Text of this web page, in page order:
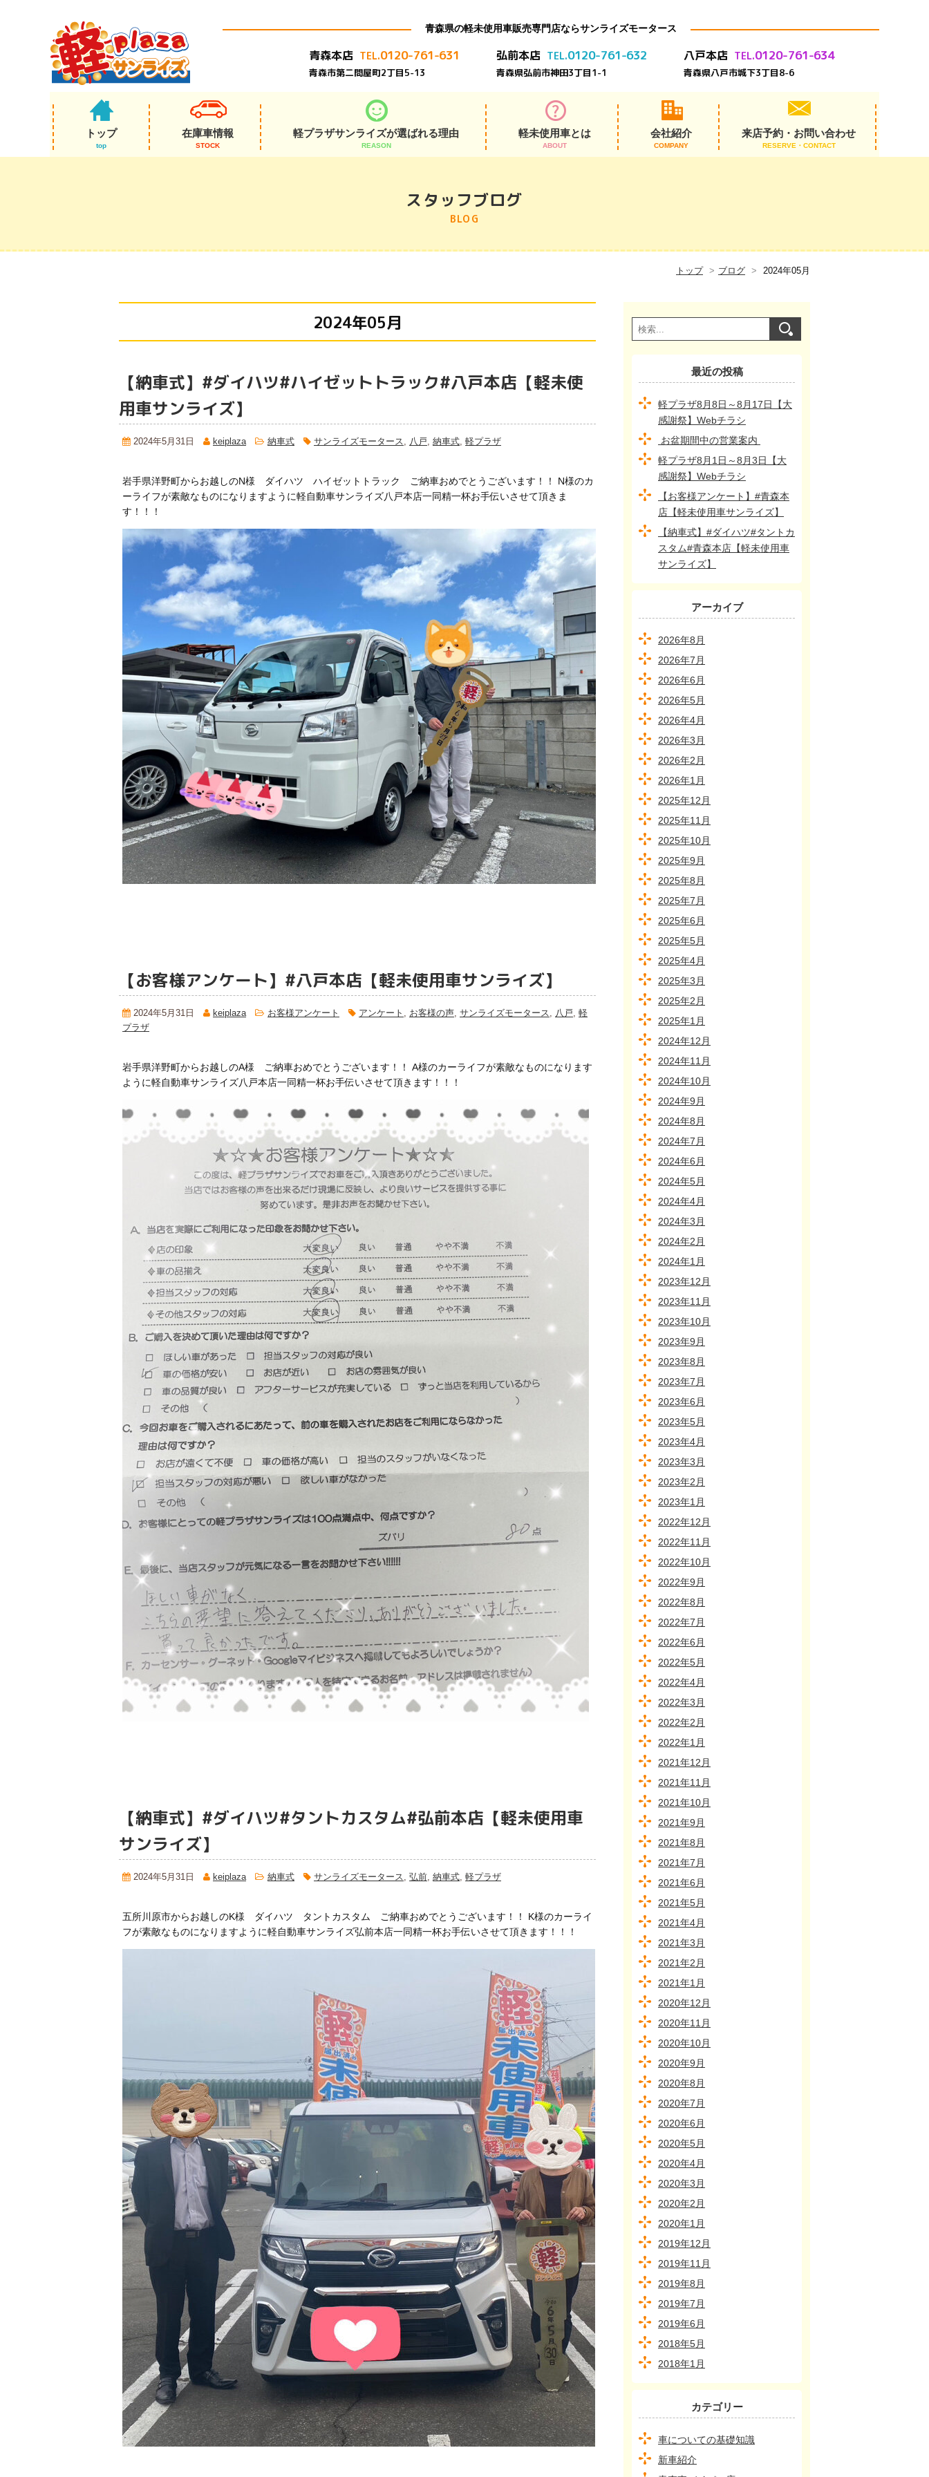
青森県の軽未使用車販売専門店ならサンライズモータース
青森本店 TEL.0120-761-631
青森市第二問屋町2丁目5-13
弘前本店 TEL.0120-761-632
青森県弘前市神田3丁目1-1
八戸本店 TEL.0120-761-634
青森県八戸市城下3丁目8-6
トップ
top
在庫車情報
STOCK
軽プラザサンライズが選ばれる理由
REASON
軽未使用車とは
ABOUT
会社紹介
COMPANY
来店予約・お問い合わせ
RESERVE・CONTACT
スタッフブログ
BLOG
トップ ブログ 2024年05月
2024年05月
【納車式】#ダイハツ#ハイゼットトラック#八戸本店【軽未使
用車サンライズ】
2024年5月31日 keiplaza 納車式 サンライズモータース, 八戸, 納車式, 軽プラザ
岩手県洋野町からお越しのN様 ダイハツ ハイゼットトラック ご納車おめでとうございます！！ N様のカ
ーライフが素敵なものになりますように軽自動車サンライズ八戸本店一同精一杯お手伝いさせて頂きま
す！！！
【お客様アンケート】#八戸本店【軽未使用車サンライズ】
2024年5月31日 keiplaza お客様アンケート アンケート お客様の声 サンライズモータース 八戸
軽
プラザ
岩手県洋野町からお越しのA様 ご納車おめでとうございます！！ A様のカーライフが素敵なものになります
ように軽自動車サンライズ八戸本店一同精一杯お手伝いさせて頂きます！！！
【納車式】#ダイハツ#タントカスタム#弘前本店【軽未使用車
サンライズ】
2024年5月31日 keiplaza 納車式 サンライズモータース 弘前 納車式 軽プラザ
五所川原市からお越しのK様 ダイハツ タントカスタム ご納車おめでとうございます！！ K様のカーライ
フが素敵なものになりますように軽自動車サンライズ弘前本店一同精一杯お手伝いさせて頂きます！！！
最近の投稿
軽プラザ8月8日～8月17日【大
感謝祭】Webチラシ
お盆期間中の営業案内
軽プラザ8月1日～8月3日【大
感謝祭】Webチラシ
【お客様アンケート】#青森本
店【軽未使用車サンライズ】
【納車式】#ダイハツ#タントカ
スタム#青森本店【軽未使用車
サンライズ】
アーカイブ
2026年8月
2026年7月
2026年6月
2026年5月
2026年4月
2026年3月
2026年2月
2026年1月
2025年12月
2025年11月
2025年10月
2025年9月
2025年8月
2025年7月
2025年6月
2025年5月
2025年4月
2025年3月
2025年2月
2025年1月
2024年12月
2024年11月
2024年10月
2024年9月
2024年8月
2024年7月
2024年6月
2024年5月
2024年4月
2024年3月
2024年2月
2024年1月
2023年12月
2023年11月
2023年10月
2023年9月
2023年8月
2023年7月
2023年6月
2023年5月
2023年4月
2023年3月
2023年2月
2023年1月
2022年12月
2022年11月
2022年10月
2022年9月
2022年8月
2022年7月
2022年6月
2022年5月
2022年4月
2022年3月
2022年2月
2022年1月
2021年12月
2021年11月
2021年10月
2021年9月
2021年8月
2021年7月
2021年6月
2021年5月
2021年4月
2021年3月
2021年2月
2021年1月
2020年12月
2020年11月
2020年10月
2020年9月
2020年8月
2020年7月
2020年6月
2020年5月
2020年4月
2020年3月
2020年2月
2020年1月
2019年12月
2019年11月
2019年8月
2019年7月
2019年6月
2018年5月
2018年1月
カテゴリー
車についての基礎知識
新車紹介